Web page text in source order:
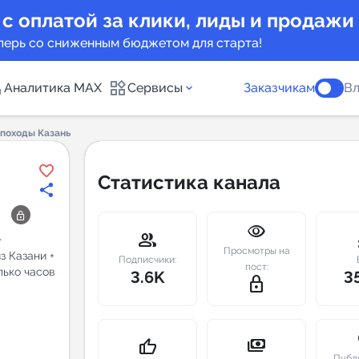
оплатой за клики, лиды и продажи
со сниженным бюджетом для старта!
Аналитика MAX Сервисы
Telegram
New
Заказчикам
Казань
Казани +
часов
Статистика канала
group
Подписчики:
3.6K
visibility
Просмотры на
пост:
lock_outline
thumb_up payments